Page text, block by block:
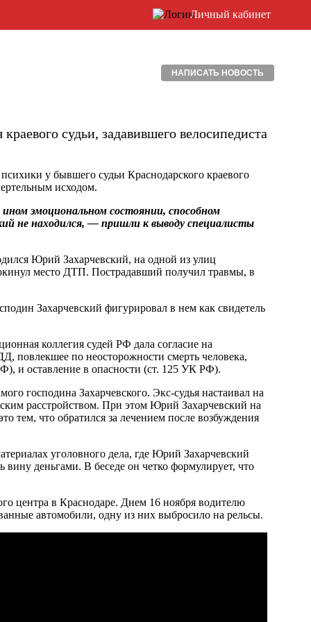
Личный кабинет
НАПИСАТЬ НОВОСТЬ
судьи, задавившего велосипедиста
у бывшего судьи Краснодарского краевого
исходом.
эмоциональном состоянии, способном
не находился, — пришли к выводу специалисты
Юрий Захарчевский, на одной из улиц
место ДТП. Пострадавший получил травмы, в
Захарчевский фигурировал в нем как свидетель
коллегия судей РФ дала согласие на
повлекшее по неосторожности смерть человека,
и оставление в опасности (ст. 125 УК РФ).
господина Захарчевского. Экс-судья настаивал на
расстройством. При этом Юрий Захарчевский на
тем, что обратился за лечением после возбуждения
уголовного дела, где Юрий Захарчевский
деньгами. В беседе он четко формулирует, что
центра в Краснодаре. Днем 16 ноября водителю
автомобили, одну из них выбросило на рельсы.